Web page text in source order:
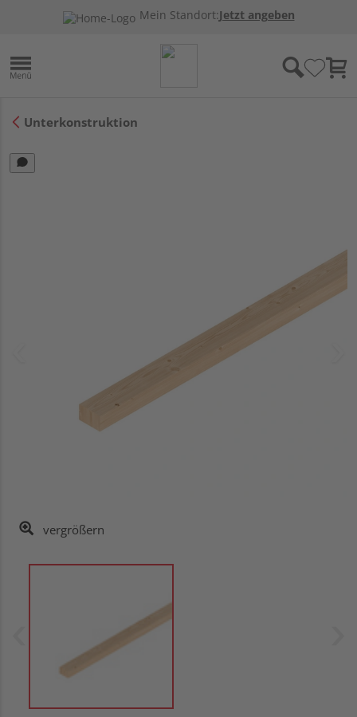
Mein Standort:Jetzt angeben
Unterkonstruktion
vergrößern